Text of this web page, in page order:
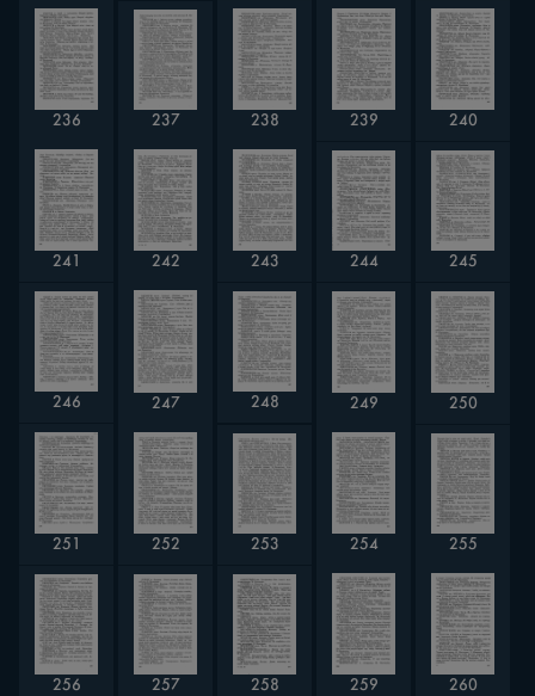
236 237 238 239 240
241 242 243 244 245
246 247 248 249 250
251 252 253 254 255
256 257 258 259 260